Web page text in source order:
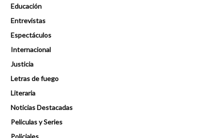
Educación
Entrevistas
Espectáculos
Internacional
Justicia
Letras de fuego
Literaria
Noticias Destacadas
Peliculas y Series
Policiales